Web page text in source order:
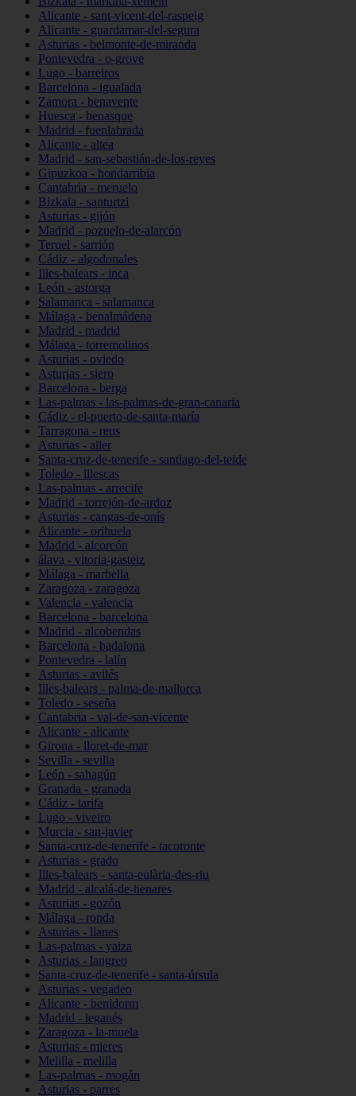
Alicante - sant-vicent-del-raspeig
Alicante - guardamar-del-segura
Asturias - belmonte-de-miranda
Pontevedra - o-grove
Lugo - barreiros
Barcelona - igualada
Zamora - benavente
Huesca - benasque
Madrid - fuenlabrada
Alicante - altea
Madrid - san-sebastián-de-los-reyes
Gipuzkoa - hondarribia
Cantabria - meruelo
Bizkaia - santurtzi
Asturias - gijón
Madrid - pozuelo-de-alarcón
Teruel - sarrión
Cádiz - algodonales
Illes-balears - inca
León - astorga
Salamanca - salamanca
Málaga - benalmádena
Madrid - madrid
Málaga - torremolinos
Asturias - oviedo
Asturias - siero
Barcelona - berga
Las-palmas - las-palmas-de-gran-canaria
Cádiz - el-puerto-de-santa-maría
Tarragona - reus
Asturias - aller
Santa-cruz-de-tenerife - santiago-del-teide
Toledo - illescas
Las-palmas - arrecife
Madrid - torrejón-de-ardoz
Asturias - cangas-de-onís
Alicante - orihuela
Madrid - alcorcón
álava - vitoria-gasteiz
Málaga - marbella
Zaragoza - zaragoza
Valencia - valencia
Barcelona - barcelona
Madrid - alcobendas
Barcelona - badalona
Pontevedra - lalín
Asturias - avilés
Illes-balears - palma-de-mallorca
Toledo - seseña
Cantabria - val-de-san-vicente
Alicante - alicante
Girona - lloret-de-mar
Sevilla - sevilla
León - sahagún
Granada - granada
Cádiz - tarifa
Lugo - viveiro
Murcia - san-javier
Santa-cruz-de-tenerife - tacoronte
Asturias - grado
Illes-balears - santa-eulària-des-riu
Madrid - alcalá-de-henares
Asturias - gozón
Málaga - ronda
Asturias - llanes
Las-palmas - yaiza
Asturias - langreo
Santa-cruz-de-tenerife - santa-úrsula
Asturias - vegadeo
Alicante - benidorm
Madrid - leganés
Zaragoza - la-muela
Asturias - mieres
Melilla - melilla
Las-palmas - mogán
Asturias - parres